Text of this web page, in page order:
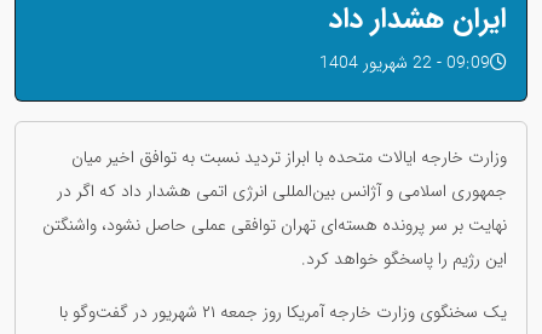
ایران هشدار داد
09:09 - 22 شهریور 1404
وزارت خارجه ایالات متحده با ابراز تردید نسبت به توافق اخیر میان
جمهوری اسلامی و آژانس بین‌المللی انرژی اتمی هشدار داد که اگر در
نهایت بر سر پرونده هسته‌ای تهران توافقی عملی حاصل نشود، واشنگتن
این رژیم را پاسخگو خواهد کرد.
یک سخنگوی وزارت خارجه آمریکا روز جمعه ۲۱ شهریور در گفت‌وگو با